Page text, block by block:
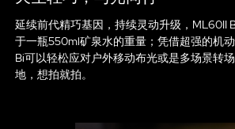
延续前代精巧基因，持续灵动升级，ML60II
于一瓶550ml矿泉水的重量；凭借超强的机
Bi可以轻松应对户外移动布光或是多场景转
地，想拍就拍。